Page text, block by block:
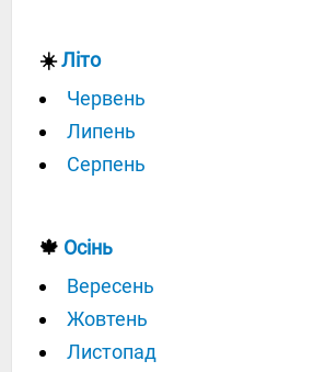
☀️Літо
Червень
Липень
Серпень
🍁 Осінь
Вересень
Жовтень
Листопад